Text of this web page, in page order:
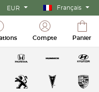
EUR Français
Compte Panier